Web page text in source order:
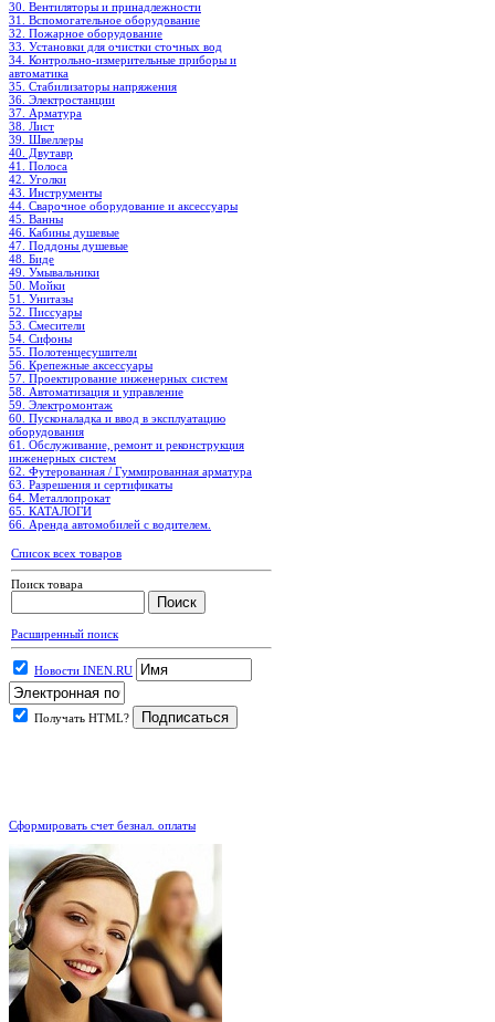
30. Вентиляторы и принадлежности
31. Вспомогательное оборудование
32. Пожарное оборудование
33. Установки для очистки сточных вод
34. Контрольно-измерительные приборы и
автоматика
35. Стабилизаторы напряжения
36. Электростанции
37. Арматура
38. Лист
39. Швеллеры
40. Двутавр
41. Полоса
42. Уголки
43. Инструменты
44. Сварочное оборудование и аксессуары
45. Ванны
46. Кабины душевые
47. Поддоны душевые
48. Биде
49. Умывальники
50. Мойки
51. Унитазы
52. Писсуары
53. Смесители
54. Сифоны
55. Полотенцесушители
56. Крепежные аксессуары
57. Проектирование инженерных систем
58. Автоматизация и управление
59. Электромонтаж
60. Пусконаладка и ввод в эксплуатацию
оборудования
61. Обслуживание, ремонт и реконструкция
инженерных систем
62. Футерованная / Гуммированная арматура
63. Разрешения и сертификаты
64. Металлопрокат
65. КАТАЛОГИ
66. Аренда автомобилей с водителем.
Список всех товаров
Поиск товара
Расширенный поиск
Новости INEN.RU
Получать HTML?
Сформировать счет безнал. оплаты